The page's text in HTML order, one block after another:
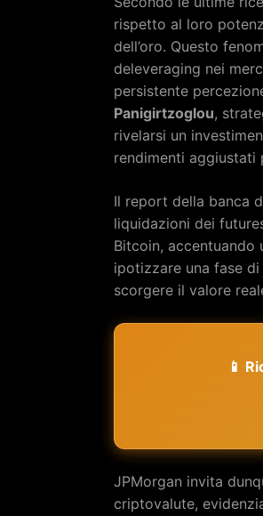
rispetto al loro
dell’oro. Questo
deleveraging nei
persistente
Panigirtzoglou,
rivelarsi un
rendimenti aggiustati
Il report della banca
liquidazioni dei
Bitcoin, accentuando
ipotizzare una fase
scorgere il valore
📱
JPMorgan invita
criptovalute,